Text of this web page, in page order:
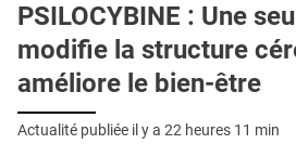
PSILOCYBINE : Une
modifie la structure
améliore le bien-être
Actualité publiée il y a 22 heures 11 min